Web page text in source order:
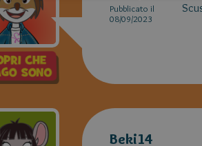
Pubblicato il
08/09/2023
Beki14